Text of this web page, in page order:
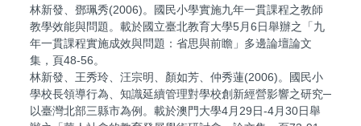
林新發、鄧珮秀(2006)。國民小學實施九年一貫課程之教師
教學效能與問題。載於國立臺北教育大學5月6日舉辦之「九
年一貫課程實施成效與問題：省思與前瞻」多邊論壇論文
集，頁48-56。
林新發、王秀玲、汪宗明、顏如芳、仲秀蓮(2006)。國民小
學校長領導行為、知識延續管理對學校創新經營影響之研究─
以臺灣北部三縣市為例。載於澳門大學4月29日-4月30日舉